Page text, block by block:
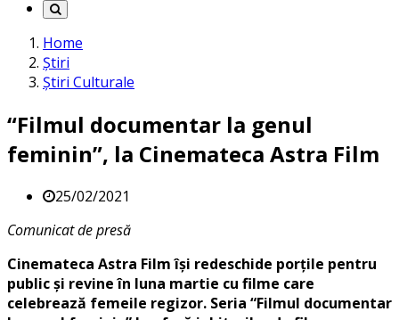
Home
Știri
Știri Culturale
“Filmul documentar la genul
feminin”, la Cinemateca Astra Film
25/02/2021
Comunicat de presă
Cinemateca Astra Film își redeschide porțile pentru
public și revine în luna martie cu filme care
celebrează femeile regizor. Seria “Filmul documentar